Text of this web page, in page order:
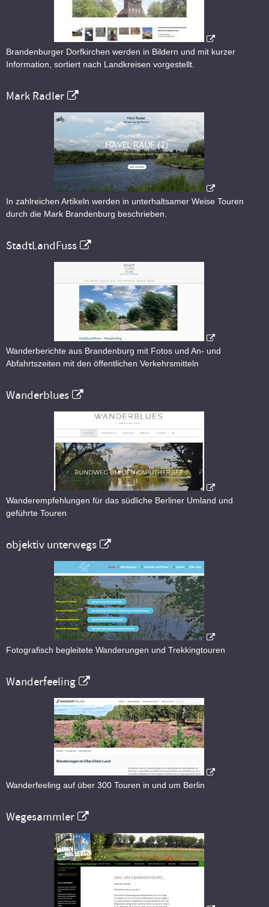
Brandenburger Dorfkirchen werden in Bildern und mit kurzer
Information, sortiert nach Landkreisen vorgestellt.
Mark Radler
In zahlreichen Artikeln werden in unterhaltsamer Weise Touren
durch die Mark Brandenburg beschrieben.
StadtLandFuss
Wanderberichte aus Brandenburg mit Fotos und An- und
Abfahrtszeiten mit den öffentlichen Verkehrsmitteln
Wanderblues
Wanderempfehlungen für das südliche Berliner Umland und
geführte Touren
objektiv unterwegs
Fotografisch begleitete Wanderungen und Trekkingtouren
Wanderfeeling
Wanderfeeling auf über 300 Touren in und um Berlin
Wegesammler